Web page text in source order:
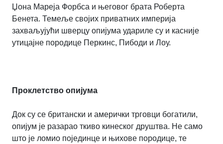
Џона Мареја Форбса и његовог брата Роберта
Бенета. Темеље својих приватних империја
захваљујући шверцу опијума удариле су и касније
утицајне породице Перкинс, Пибоди и Лоу.
Проклетство опијума
Док су се британски и амерички трговци богатили,
опијум је разарао ткиво кинеског друштва. Не само
што је ломио појединце и њихове породице, те